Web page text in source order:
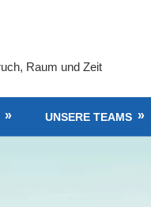
Raum und Zeit
UNSERE TEAMS